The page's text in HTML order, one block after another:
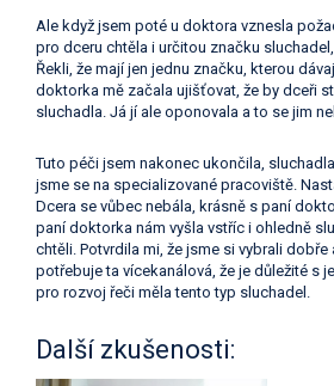
Ale když jsem poté u doktora vznesla
pro dceru chtěla i určitou značku
Řekli, že mají jen jednu značku, kterou
doktorka mě začala ujišťovat, že by dceři
sluchadla. Já jí ale oponovala a to se jim
Tuto péči jsem nakonec ukončila,
jsme se na specializované pracoviště.
Dcera se vůbec nebála, krásně s paní
paní doktorka nám vyšla vstříc i ohledně
chtěli. Potvrdila mi, že jsme si vybrali dobře
potřebuje ta vícekanálová, že je důležité s
pro rozvoj řeči měla tento typ sluchadel.
Další zkušenosti: